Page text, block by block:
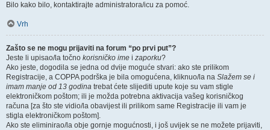
Bilo kako bilo, kontaktirajte administratora/icu za pomoć.
Vrh
Zašto se ne mogu prijaviti na forum “po prvi put”?
Jeste li upisao/la točno korisničko ime i zaporku?
Ako jeste, dogodila se jedna od dvije moguće stvari: ako ste prilikom
Registracije, a COPPA podrška je bila omogućena, kliknuo/la na Slažem se i
imam manje od 13 godina trebat ćete slijediti upute koje su vam stigle
elektroničkom poštom; ili je možda potrebna aktivacija vašeg korisničkog
računa [za što ste vidio/la obavijest ili prilikom same Registracije ili vam je
stigla elektroničkom poštom].
Ako ste eliminirao/la obje gornje mogućnosti, i još uvijek se ne možete prijaviti,